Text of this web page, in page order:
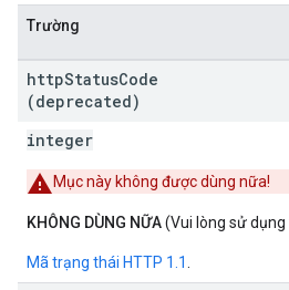
Trường
httpStatusCode
(deprecated)
integer
Mục này không được dùng nữa!
KHÔNG DÙNG NỮA(Vui lòng sử
Mã trạng thái HTTP 1.1